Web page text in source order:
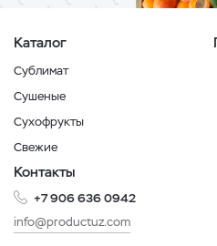
Каталог
Сублимат
Сушеные
Сухофрукты
Свежие
Контакты
+7 906 636 0942
info@productuz.com